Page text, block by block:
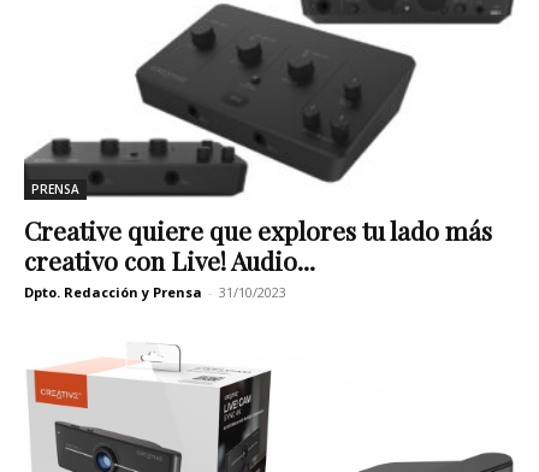
PRENSA
Creative quiere que explores tu lado más
creativo con Live! Audio...
Dpto. Redacción y Prensa - 31/10/2023